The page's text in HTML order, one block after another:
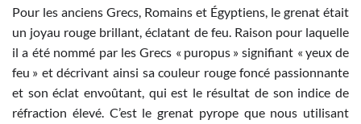
Pour les anciens Grecs, Romains et Égyptiens, le grenat était
un joyau rouge brillant, éclatant de feu. Raison pour laquelle
il a été nommé par les Grecs « puropus » signifiant « yeux de
feu » et décrivant ainsi sa couleur rouge foncé passionnante
et son éclat envoûtant, qui est le résultat de son indice de
réfraction élevé. C’est le grenat pyrope que nous utilisant